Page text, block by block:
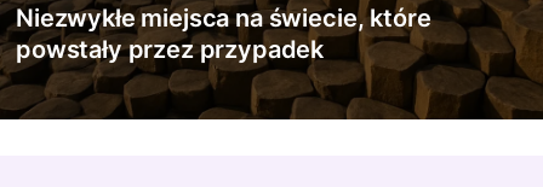
Niezwykłe miejsca na świecie, które
powstały przez przypadek